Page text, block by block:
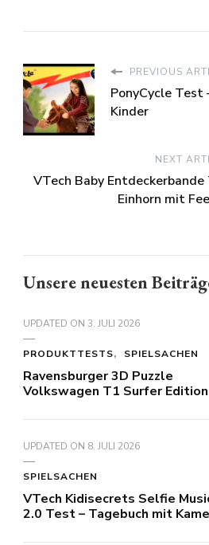
PREVIOUS
PonyCycle
Kinder
NEXT
VTech Baby Entdeckerbande
Einhorn mit
Unsere neuesten
UPDATED ON 3. JULI 2026
PRODUKTTESTS SPIELSACHEN
Ravensburger 3D Puzzle
Volkswagen T1 Surfer Edition
UPDATED ON 8. JULI 2026
SPIELSACHEN
VTech Kidisecrets Selfie
2.0 Test – Tagebuch mit